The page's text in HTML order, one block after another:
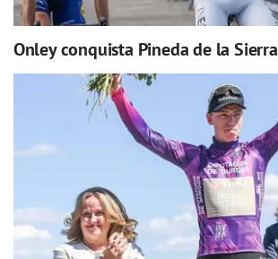
Onley conquista Pineda de la Sierra